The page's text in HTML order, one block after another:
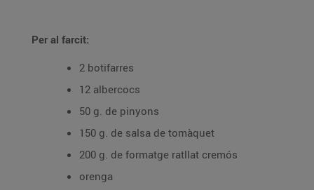
Per al farcit:
2 botifarres
12 albercocs
50 g. de pinyons
150 g. de salsa de tomàquet
200 g. de formatge ratllat cremós
orenga